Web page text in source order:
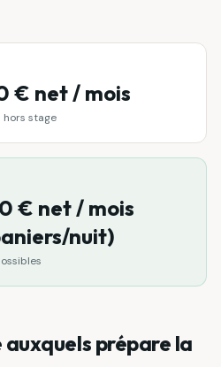
€ net / mois
hors stage
€ net / mois
nuit)
prépare la